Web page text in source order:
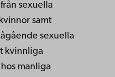
sexuella
samt
sexuella
kvinnliga
manliga